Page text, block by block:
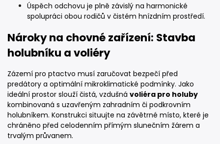
Úspěch odchovu je plně závislý na harmonické
spolupráci obou rodičů v čistém hnízdním prostředí.
Nároky na chovné zařízení: Stavba
holubníku a voliéry
Zázemí pro ptactvo musí zaručovat bezpečí před
predátory a optimální mikroklimatické podmínky. Jako
ideální prostor slouží čistá, vzdušná voliéra pro holuby
kombinovaná s uzavřeným zahradním či podkrovním
holubníkem. Konstrukci situujte na závětrné místo, které je
chráněno před celodenním přímým slunečním žárem a
trvalým průvanem.